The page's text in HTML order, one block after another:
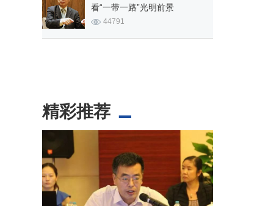
看“一带一路”光明前景
44791
精彩推荐